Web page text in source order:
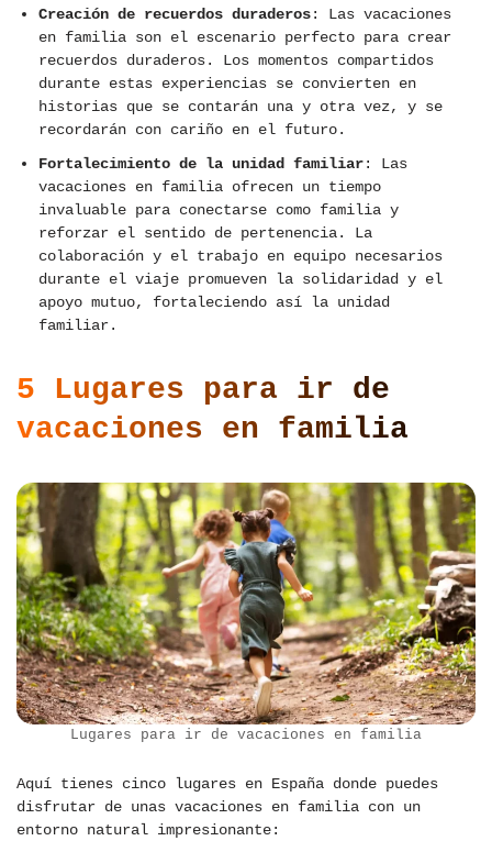
Creación de recuerdos duraderos: Las vacaciones
en familia son el escenario perfecto para crear
recuerdos duraderos. Los momentos compartidos
durante estas experiencias se convierten en
historias que se contarán una y otra vez, y se
recordarán con cariño en el futuro.
Fortalecimiento de la unidad familiar: Las
vacaciones en familia ofrecen un tiempo
invaluable para conectarse como familia y
reforzar el sentido de pertenencia. La
colaboración y el trabajo en equipo necesarios
durante el viaje promueven la solidaridad y el
apoyo mutuo, fortaleciendo así la unidad
familiar.
5 Lugares para ir de
vacaciones en familia
Lugares para ir de vacaciones en familia
Aquí tienes cinco lugares en España donde puedes
disfrutar de unas vacaciones en familia con un
entorno natural impresionante: